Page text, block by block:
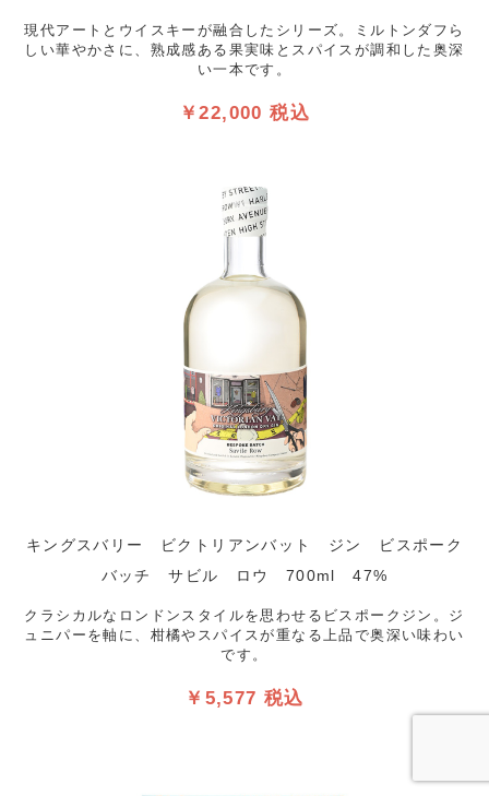
現代アートとウイスキーが融合したシリーズ。ミルトンダフら
しい華やかさに、熟成感ある果実味とスパイスが調和した奥深
い一本です。
￥22,000 税込
キングスバリー ビクトリアンバット ジン ビスポーク
バッチ サビル ロウ 700ml 47%
クラシカルなロンドンスタイルを思わせるビスポークジン。ジ
ュニパーを軸に、柑橘やスパイスが重なる上品で奥深い味わい
です。
￥5,577 税込